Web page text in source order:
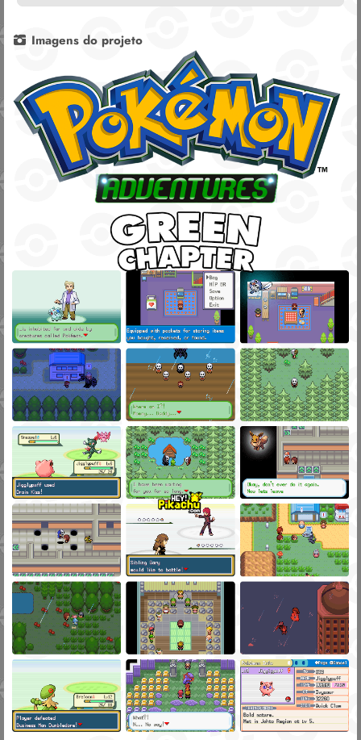
Imagens do projeto